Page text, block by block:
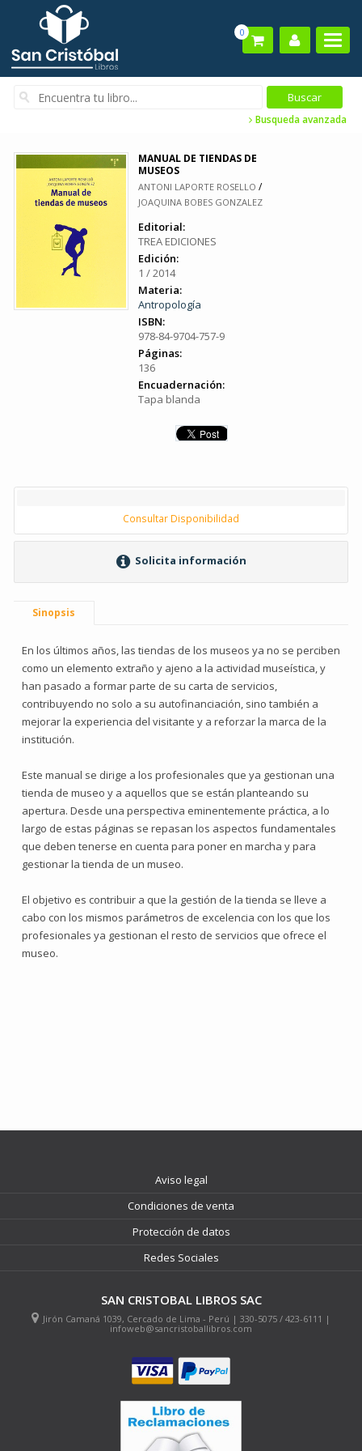
0
Busqueda avanzada
MANUAL DE TIENDAS DE
MUSEOS
ANTONI LAPORTE ROSELLO /
JOAQUINA BOBES GONZALEZ
Editorial:
TREA EDICIONES
Edición:
1 / 2014
Materia:
Antropología
ISBN:
978-84-9704-757-9
Páginas:
136
Encuadernación:
Tapa blanda
Consultar Disponibilidad
Solicita información
Sinopsis
En los últimos años, las tiendas de los museos ya no se perciben
como un elemento extraño y ajeno a la actividad museística, y
han pasado a formar parte de su carta de servicios,
contribuyendo no solo a su autofinanciación, sino también a
mejorar la experiencia del visitante y a reforzar la marca de la
institución.
Este manual se dirige a los profesionales que ya gestionan una
tienda de museo y a aquellos que se están planteando su
apertura. Desde una perspectiva eminentemente práctica, a lo
largo de estas páginas se repasan los aspectos fundamentales
que deben tenerse en cuenta para poner en marcha y para
gestionar la tienda de un museo.
El objetivo es contribuir a que la gestión de la tienda se lleve a
cabo con los mismos parámetros de excelencia con los que los
profesionales ya gestionan el resto de servicios que ofrece el
museo.
Aviso legal
Condiciones de venta
Protección de datos
Redes Sociales
SAN CRISTOBAL LIBROS SAC
Jirón Camaná 1039, Cercado de Lima - Perú | 330-5075 / 423-6111 |
infoweb@sancristoballibros.com